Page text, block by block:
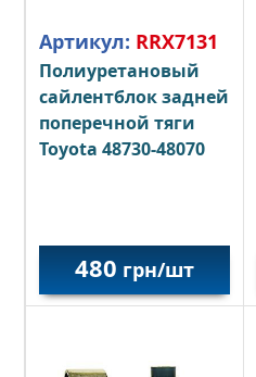
Артикул: RRX7131
Полиуретановый
сайлентблок задней
поперечной тяги
Toyota 48730-48070
480 грн/шт